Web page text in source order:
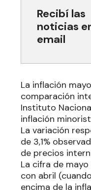
Recibí las
noticias
email
La inflación
comparación
Instituto
inflación
La variación
de 3,1%
de precios
La cifra de
con abril
encima de la